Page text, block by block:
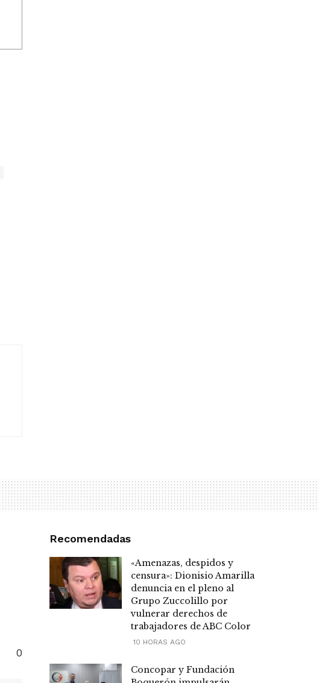
0
Recomendadas
«Amenazas, despidos y
censura»: Dionisio Amarilla
denuncia en el pleno al
Grupo Zuccolillo por
vulnerar derechos de
trabajadores de ABC Color
10 HORAS AGO
Concopar y Fundación